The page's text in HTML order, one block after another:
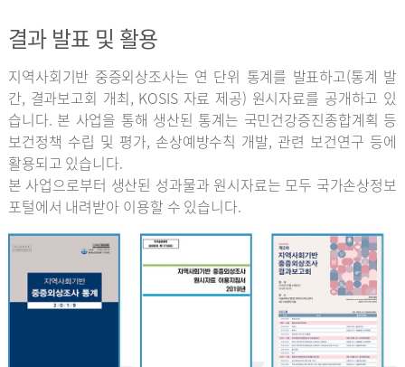
결과 발표 및 활용
지역사회기반 중증외상조사는 연 단위 통계를 발표하고(통계 발
간, 결과보고회 개최, KOSIS 자료 제공) 원시자료를 공개하고 있
습니다. 본 사업을 통해 생산된 통계는 국민건강증진종합계획 등
보건정책 수립 및 평가, 손상예방수칙 개발, 관련 보건연구 등에
활용되고 있습니다.
본 사업으로부터 생산된 성과물과 원시자료는 모두 국가손상정보
포털에서 내려받아 이용할 수 있습니다.